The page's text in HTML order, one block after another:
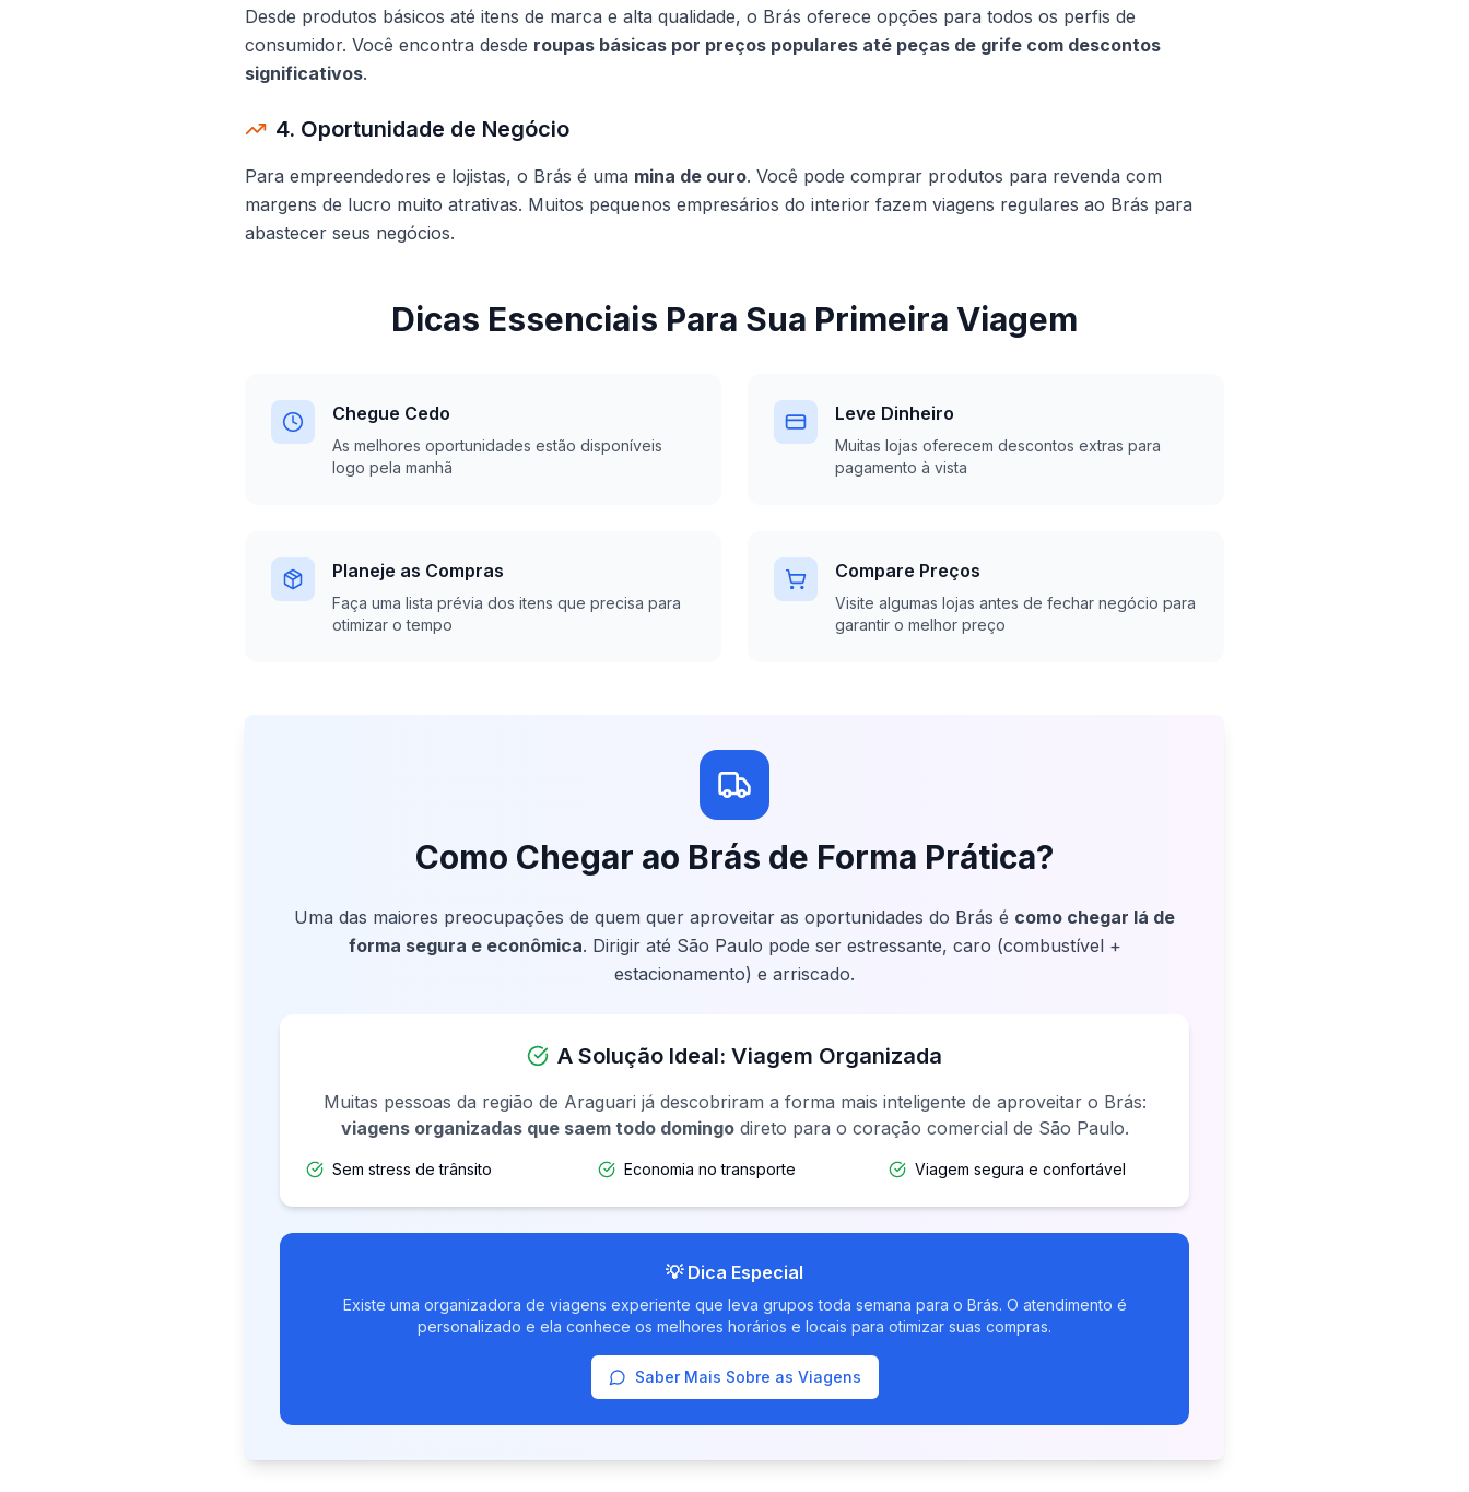
Desde produtos básicos até itens de marca e alta qualidade, o Brás oferece opções para todos os perfis de
consumidor. Você encontra desde roupas básicas por preços populares até peças de grife com descontos
significativos.
4. Oportunidade de Negócio
Para empreendedores e lojistas, o Brás é uma mina de ouro. Você pode comprar produtos para revenda com
margens de lucro muito atrativas. Muitos pequenos empresários do interior fazem viagens regulares ao Brás para
abastecer seus negócios.
Dicas Essenciais Para Sua Primeira Viagem
Chegue Cedo
As melhores oportunidades estão disponíveis
logo pela manhã
Leve Dinheiro
Muitas lojas oferecem descontos extras para
pagamento à vista
Planeje as Compras
Faça uma lista prévia dos itens que precisa para
otimizar o tempo
Compare Preços
Visite algumas lojas antes de fechar negócio para
garantir o melhor preço
Como Chegar ao Brás de Forma Prática?
Uma das maiores preocupações de quem quer aproveitar as oportunidades do Brás é como chegar lá de
forma segura e econômica. Dirigir até São Paulo pode ser estressante, caro (combustível +
estacionamento) e arriscado.
A Solução Ideal: Viagem Organizada
Muitas pessoas da região de Araguari já descobriram a forma mais inteligente de aproveitar o Brás:
viagens organizadas que saem todo domingo direto para o coração comercial de São Paulo.
Sem stress de trânsito Economia no transporte Viagem segura e confortável
💡 Dica Especial
Existe uma organizadora de viagens experiente que leva grupos toda semana para o Brás. O atendimento é
personalizado e ela conhece os melhores horários e locais para otimizar suas compras.
Saber Mais Sobre as Viagens